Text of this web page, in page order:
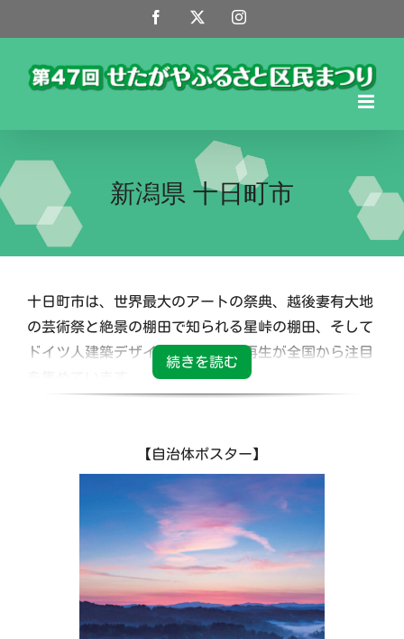
to
content
Facebook Instagram
新潟県 十日町市
十日町市は、世界最大のアートの祭典、越後妻有大地
の芸術祭と絶景の棚田で知られる星峠の棚田、そして
ドイツ人建築デザイナーの古民家再生が全国から注目
市合併後も継続し年々交流の輪が広がっています。
また、平成3年度から毎年1月開催の世田谷新年子ども
まつりに雪のプレゼントをし続け、令和4年度には
「雪が紡ぐ交流30周年」の記念事業として約40トンの
真っ白い雪を世田谷公園に運び込み、多くの区民の皆
様から雪に親しんでいただきました。
令和2年度には世田谷区と電力連携協定を結び、松之
山温泉熱を利用したバイナリー発電の動力を、世田谷
【自治体ポスター】